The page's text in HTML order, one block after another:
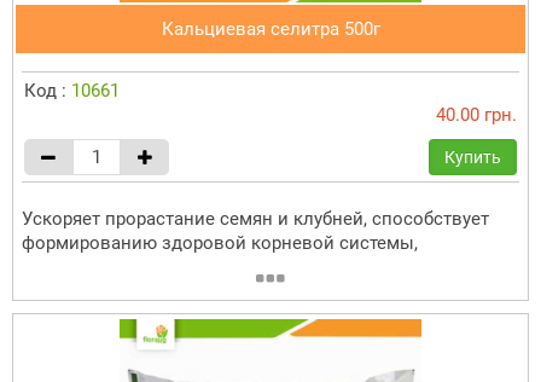
Кальциевая селитра 500г
Код : 10661
40.00 грн.
Купить
Ускоряет прорастание семян и клубней, способствует
формированию здоровой корневой системы,